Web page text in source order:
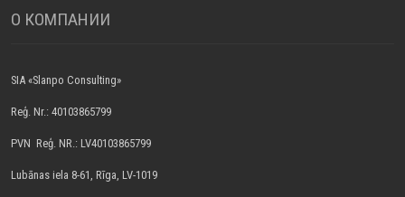
О КОМПАНИИ
SIA «Slanpo Consulting»
Reģ. Nr.: 40103865799
PVN Reģ. NR.: LV40103865799
Lubānas iela 8-61, Rīga, LV-1019